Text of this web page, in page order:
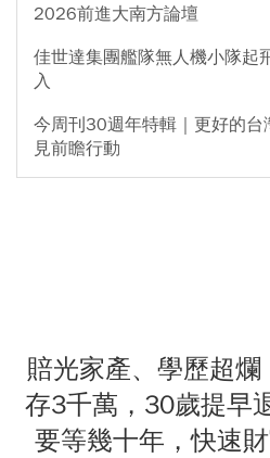
2026前進大南方論壇
佳世達集團艦隊無人機小隊起
入
今周刊30週年特輯｜更好的
見前瞻行動
賠光家產、學歷超
存3千萬，30歲提早
要等幾十年，快速